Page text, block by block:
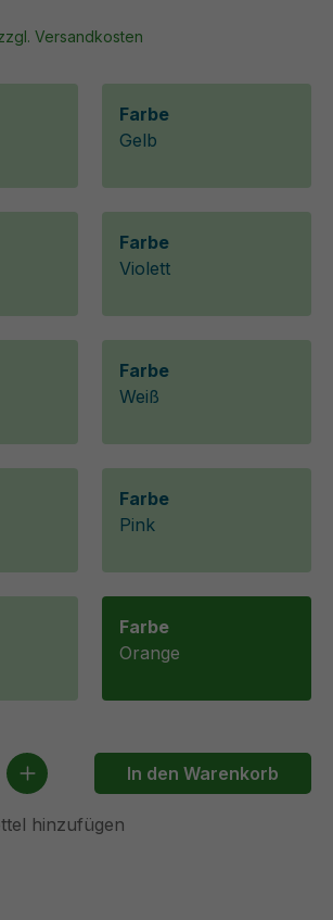
Versandkosten
Farbe
Gelb
Farbe
Violett
Farbe
Weiß
Farbe
Pink
Farbe
Orange
Gib den gewünschten
In den Warenkorb
hinzufügen